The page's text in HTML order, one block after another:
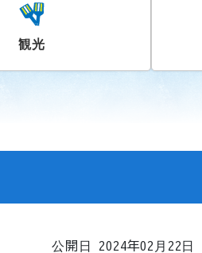
観光
公開日 2024年02月22日